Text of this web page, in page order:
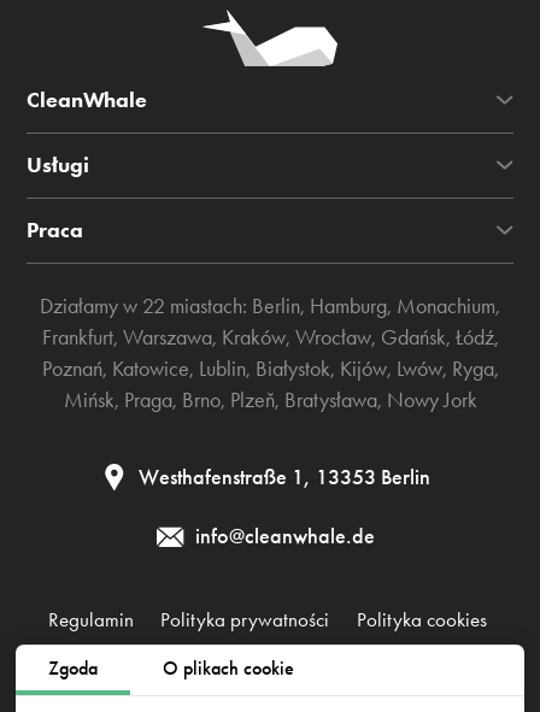
Zgoda O plikach cookie
CleanWhale
Usługi
Praca
Działamy w 22 miastach: Berlin, Hamburg, Monachium,
Frankfurt, Warszawa, Kraków, Wrocław, Gdańsk, Łódź,
Poznań, Katowice, Lublin, Białystok, Kijów, Lwów, Ryga,
Mińsk, Praga, Brno, Plzeň, Bratysława, Nowy Jork
Westhafenstraße 1, 13353 Berlin
info@cleanwhale.de
Regulamin Polityka prywatności Polityka cookies
CleanWhale GmbH, HRB 240046 B, DE353460818